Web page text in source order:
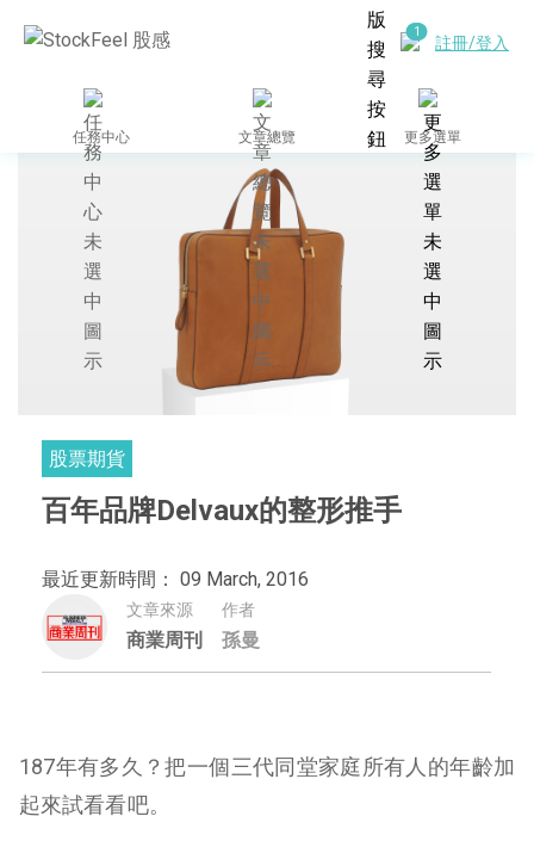
註冊/登入
任務中心 文章總覽 更多選單
股票期貨
百年品牌Delvaux的整形推手
最近更新時間： 09 March, 2016
文章來源
商業周刊
作者
孫曼
187年有多久？把一個三代同堂家庭所有人的年齡加
起來試看看吧。